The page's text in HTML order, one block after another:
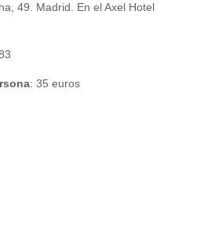
49. Madrid. En el Axel Hotel
: 35 euros